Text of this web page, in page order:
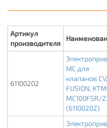
Артикул
производителя
61100202
МС для
клапанов CV,
FUSION,
MC100FSR/
(61100202)